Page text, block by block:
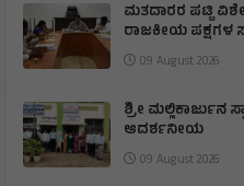
ಮತದಾರರ ಪಟ್ಟಿ
ರಾಜಕೀಯ ಪಕ್ಷಗಳ
09 August 2026
ಶ್ರೀ ಮಲ್ಲಿಕಾರ್ಜುನ
ಆದರ್ಶನೀಯ
09 August 2026